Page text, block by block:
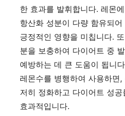
한 효과를 발휘합니다. 레몬
항산화 성분이 다량 함유되
긍정적인 영향을 미칩니다.
분을 보충하여 다이어트 중
예방하는 데 큰 도움이 됩니
레몬수를 병행하여 사용하면
저히 정화하고 다이어트 성
효과적입니다.